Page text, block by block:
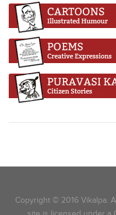
Copyright © 2016 Vikalpa.